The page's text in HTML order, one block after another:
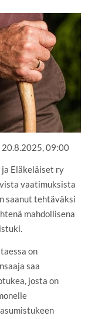
20.8.2025, 09:00
Eläkeläiset ry
vaatimuksista
saanut tehtäväksi
mahdollisena
on
saa
josta on